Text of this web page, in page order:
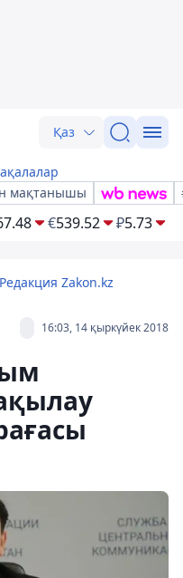
Қаз
мақтанышы
€539.52 ₽5.73
Редакция Zakon.kz
16:03, 14 қыркүйек 2018